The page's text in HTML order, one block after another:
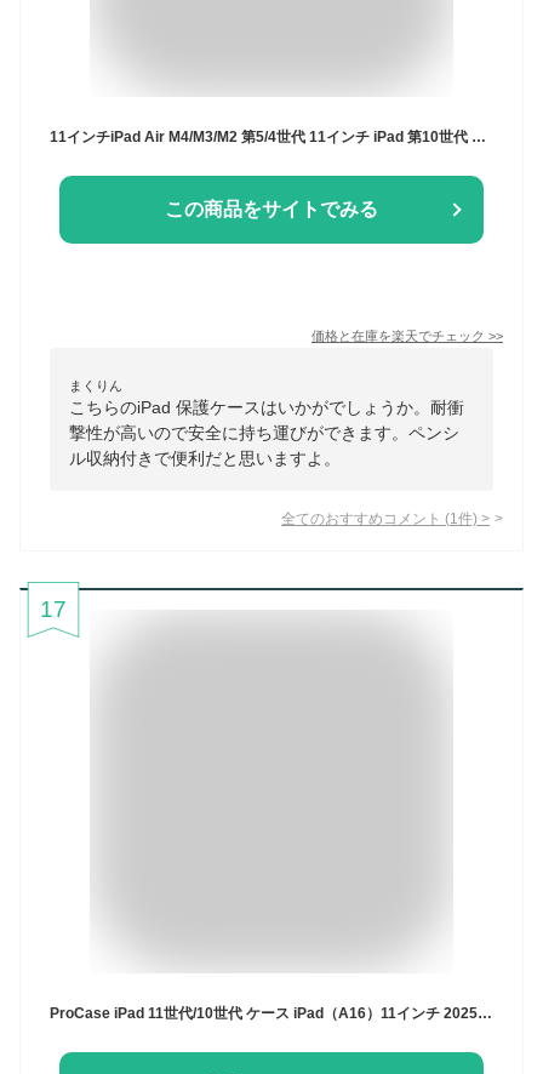
11インチiPad Air M4/M3/M2 第5/4世代 11インチ iPad 第10世代 保護ケース iPad Pro 第4/3世代 2022 iPad mini6 極薄軽量 8.3インチ iPad Air 10.9インチ 第7/8/9世代 10.2インチ かわいい タッチペン収納 耐衝撃 指紋防止 ペンシル収納 オートスリープ
この商品をサイトでみる
価格と在庫を楽天でチェック >>
まくりん
こちらのiPad 保護ケースはいかがでしょうか。耐衝
撃性が高いので安全に持ち運びができます。ペンシ
ル収納付きで便利だと思いますよ。
全てのおすすめコメント (1 件) >
17
ProCase iPad 11世代/10世代 ケース iPad（A16）11インチ 2025/10.9インチ 2022通用 A2696 A2757 A2777 ペン収納 耐衝撃 三つ折り スタンド スマートカバー（ネイビー）